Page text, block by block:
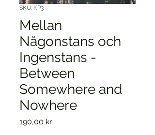
SKU: KP3
Mellan
Någonstans och
Ingenstans -
Between
Somewhere and
Nowhere
190,00 krPris